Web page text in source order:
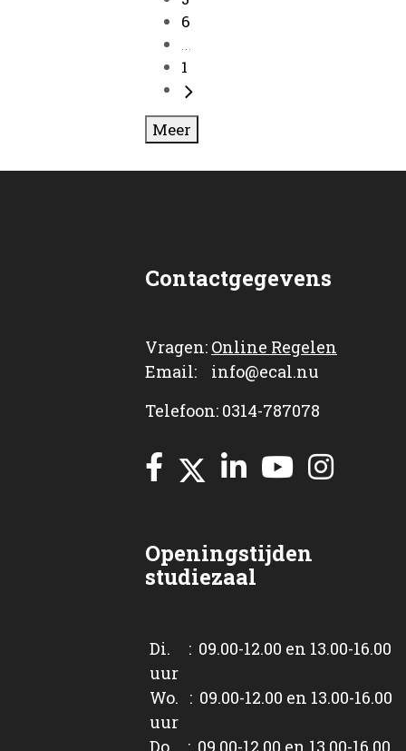
6
...
1
Meer
Contactgegevens
Vragen: Online Regelen
Email: info@ecal.nu
Telefoon: 0314-787078
Openingstijden
studiezaal
Di. : 09.00-12.00 en 13.00-16.00
uur
Wo. : 09.00-12.00 en 13.00-16.00
uur